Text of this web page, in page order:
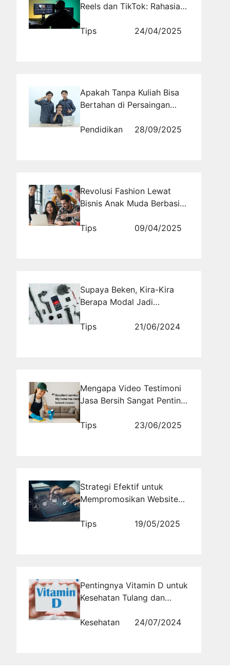
Reels dan TikTok: Rahasia
Scroll
Tips 24/04/2025
Apakah Tanpa Kuliah Bisa
Bertahan di Persaingan
Pendidikan
28/09/2025
Revolusi Fashion Lewat
Bisnis Anak Muda Berbasis
Tips
09/04/2025
Supaya Beken, Kira-Kira
Berapa Modal Jadi
Tips
21/06/2024
Mengapa Video Testimoni
Jasa Bersih Sangat Penting
Tips
23/06/2025
Strategi Efektif untuk
Mempromosikan Website
Tips
19/05/2025
Pentingnya Vitamin D untuk
Kesehatan Tulang dan
Kesehatan
24/07/2024